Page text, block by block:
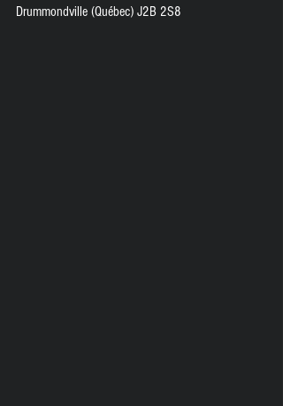
Drummondville (Québec) J2B 2S8